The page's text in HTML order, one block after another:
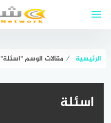
الرئيسية ⁄ مقالات الوسم "اسئلة"
اسئلة